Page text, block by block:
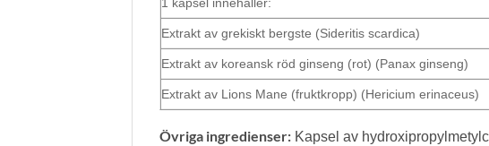
1 kapsel innehåller:
Extrakt av grekiskt bergste (Sideritis scardica)
Extrakt av koreansk röd ginseng (rot) (Panax ginseng)
Extrakt av Lions Mane (fruktkropp) (Hericium erinaceus)
Övriga ingredienser: Kapsel av